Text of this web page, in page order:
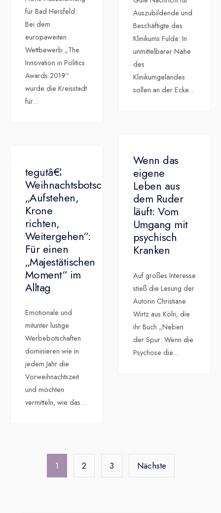
Auszubildende und
Beschäftigte des
Klinikums Fulda: In
unmittelbarer Nähe
des
Klinikumgeländes
sollen an der Ecke...
für Bad Hersfeld:
Bei dem
europaweiten
Wettbewerb „The
Innovation in Politics
Awards 2019“
wurde die Kreisstadt
für...
Wenn das
eigene
Leben aus
dem Ruder
läuft: Vom
Umgang mit
psychisch
Kranken
Auf großes Interesse
stieß die Lesung der
Autorin Christiane
Wirtz aus Köln, die
ihr Buch „Neben
der Spur: Wenn die
Psychose die...
tegutâ€¦
Weihnachtsbotschaft
„Aufstehen,
Krone
richten,
Weitergehen“:
Für einen
„Majestätischen
Moment“ im
Alltag
Emotionale und
mitunter lustige
Werbebotschaften
dominieren wie in
jedem Jahr die
Vorweihnachtszeit
und möchten
vermitteln, wie das...
Seitennummerierung
1 2 3 Nächste